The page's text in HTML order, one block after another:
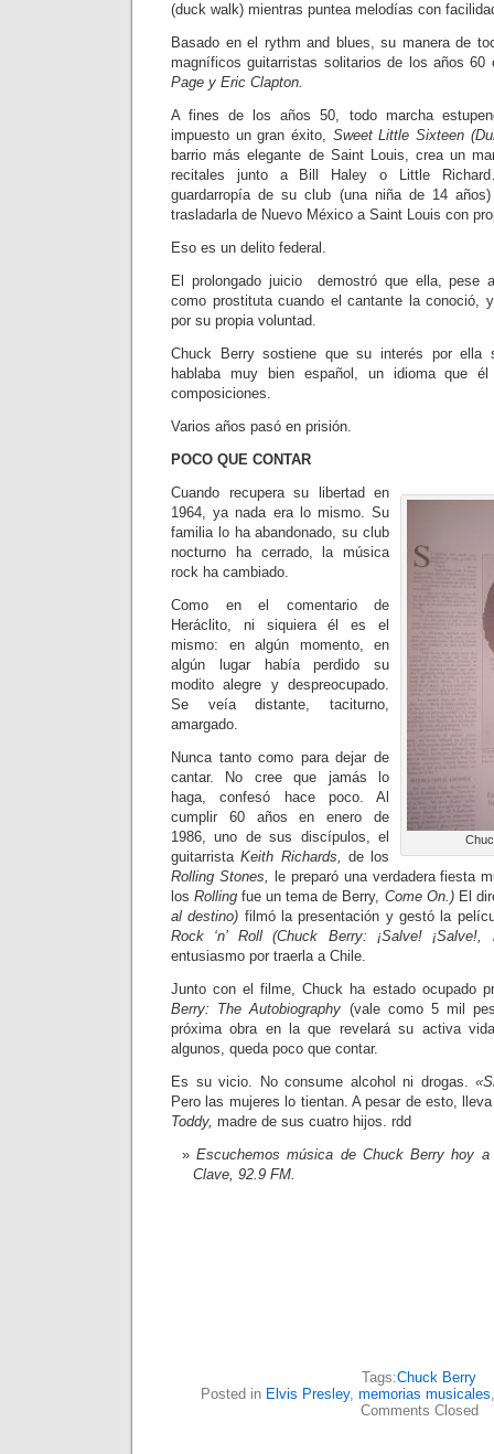
(duck walk) mientras puntea melodías con
Basado en el rythm and blues, su manera de
magníficos guitarristas solitarios de los años
Page y Eric Clapton.
A fines de los años 50, todo marcha
impuesto un gran éxito, Sweet Little Sixteen
barrio más elegante de Saint Louis, crea un
recitales junto a Bill Haley o Little
guardarropía de su club (una niña de 14
trasladarla de Nuevo México a Saint Louis con
Eso es un delito federal.
El prolongado juicio demostró que ella, pese
como prostituta cuando el cantante la conoció,
por su propia voluntad.
Chuck Berry sostiene que su interés por
hablaba muy bien español, un idioma que
composiciones.
Varios años pasó en prisión.
POCO QUE CONTAR
Cuando recupera su libertad en
1964, ya nada era lo mismo. Su
familia lo ha abandonado, su club
nocturno ha cerrado, la música
rock ha cambiado.
Como en el comentario de
Heráclito, ni siquiera él es el
mismo: en algún momento, en
algún lugar había perdido su
modito alegre y despreocupado.
Se veía distante, taciturno,
amargado.
Nunca tanto como para dejar de
cantar. No cree que jamás lo
haga, confesó hace poco. Al
cumplir 60 años en enero de
1986, uno de sus discípulos, el
guitarristaKeith Richards, de los
Rolling Stones,
le preparó una verdadera fiesta
losRolling fue un tema de Berry, Come On.)El
al destino) filmó la presentación y gestó la
Rock ‘n’ Roll (Chuck Berry: ¡Salve! ¡Salve!,
entusiasmo por traerla a Chile.
Junto con el filme, Chuck ha estado ocupado
Berry: The Autobiography (vale como 5 mil
próxima obra en la que revelará su activa
algunos, queda poco que contar.
Es su vicio. No consume alcohol ni drogas.
Pero las mujeres lo tientan. A pesar de esto,
Toddy, madre de sus cuatro hijos. rdd
Escuchemos música de Chuck Berry hoy
Clave, 92.9 FM.
Tags:Chuck Berry
Posted in Elvis Presley, memorias musicales
Comments Closed